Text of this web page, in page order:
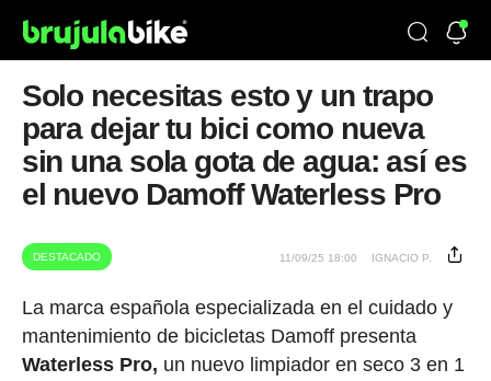
Solo necesitas esto y un trapo
para dejar tu bici como nueva
sin una sola gota de agua: así es
el nuevo Damoff Waterless Pro
DESTACADO 11/09/25 18:00 IGNACIO P.
La marca española especializada en el cuidado y
mantenimiento de bicicletas Damoff presenta
Waterless Pro, un nuevo limpiador en seco 3 en 1